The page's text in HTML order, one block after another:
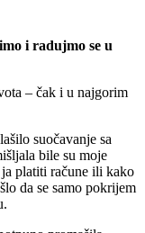
i radujmo se u
– čak i u najgorim
suočavanje sa
bile su moje
platiti račune ili kako
da se samo pokrijem